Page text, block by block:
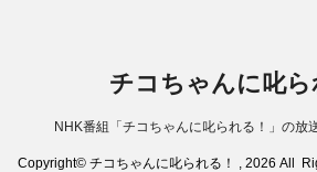
チコちゃんに叱ら
NHK番組「チコちゃんに叱られる！」の放
Copyright© チコちゃんに叱られる！ , 2026 All